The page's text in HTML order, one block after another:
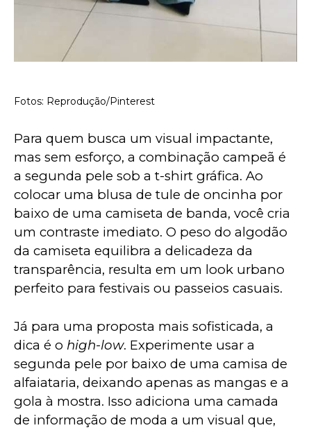
Fotos: Reprodução/Pinterest
Para quem busca um visual impactante,
mas sem esforço, a combinação campeã é
a segunda pele sob a t-shirt gráfica. Ao
colocar uma blusa de tule de oncinha por
baixo de uma camiseta de banda, você cria
um contraste imediato. O peso do algodão
da camiseta equilibra a delicadeza da
transparência, resulta em um look urbano
perfeito para festivais ou passeios casuais.
Já para uma proposta mais sofisticada, a
dica é o high-low. Experimente usar a
segunda pele por baixo de uma camisa de
alfaiataria, deixando apenas as mangas e a
gola à mostra. Isso adiciona uma camada
de informação de moda a um visual que,